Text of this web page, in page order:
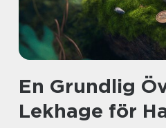
En Grundlig
Lekhage för